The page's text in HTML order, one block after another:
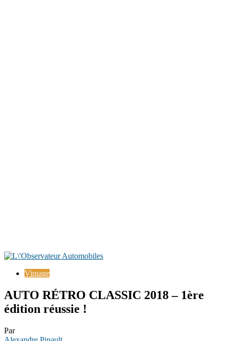
Vintage
AUTO RÉTRO CLASSIC 2018 – 1ère
édition réussie !
Par